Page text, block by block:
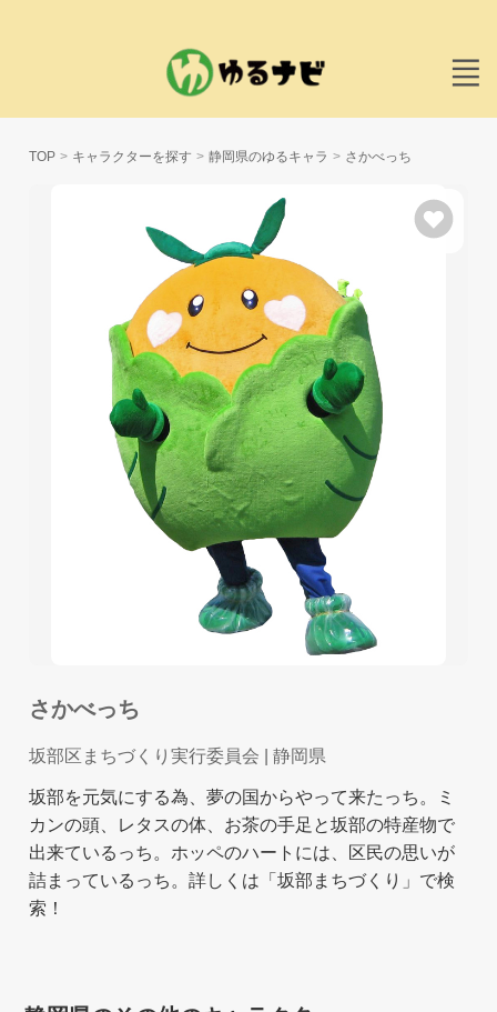
TOP キャラクターを探す 静岡県のゆるキャラ さかべっち
さかべっち
坂部区まちづくり実行委員会 | 静岡県
坂部を元気にする為、夢の国からやって来たっち。ミ
カンの頭、レタスの体、お茶の手足と坂部の特産物で
出来ているっち。ホッペのハートには、区民の思いが
詰まっているっち。詳しくは「坂部まちづくり」で検
索！